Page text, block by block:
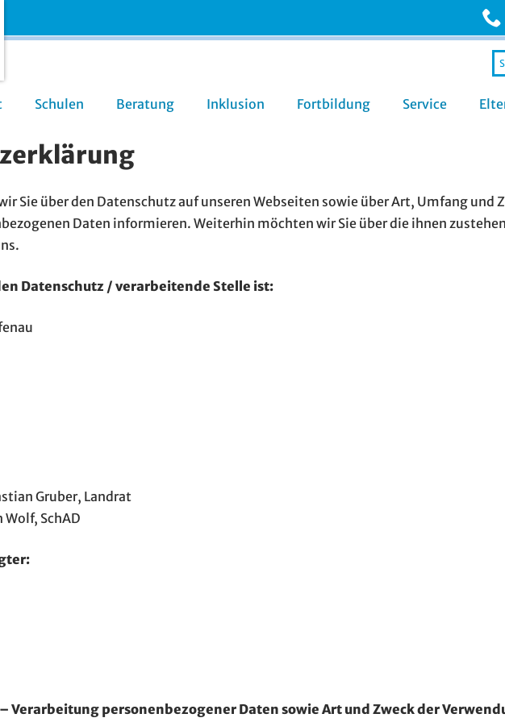
Zum
Inhalt
Schulen Beratung Inklusion Fortbildung Service
Sie über den Datenschutz auf unseren Webseiten sowie über Art, Umfang und
Daten informieren. Weiterhin möchten wir Sie über die ihnen
Datenschutz / verarbeitende Stelle ist:
Gruber, Landrat
Wolf, SchAD
Verarbeitung personenbezogener Daten sowie Art und Zweck der